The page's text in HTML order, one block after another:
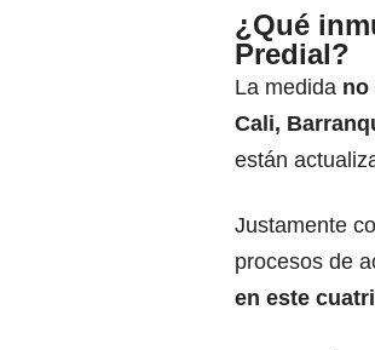
¿Qué
Predial?
La medida no
Cali,
están
Justamente
procesos de
en este